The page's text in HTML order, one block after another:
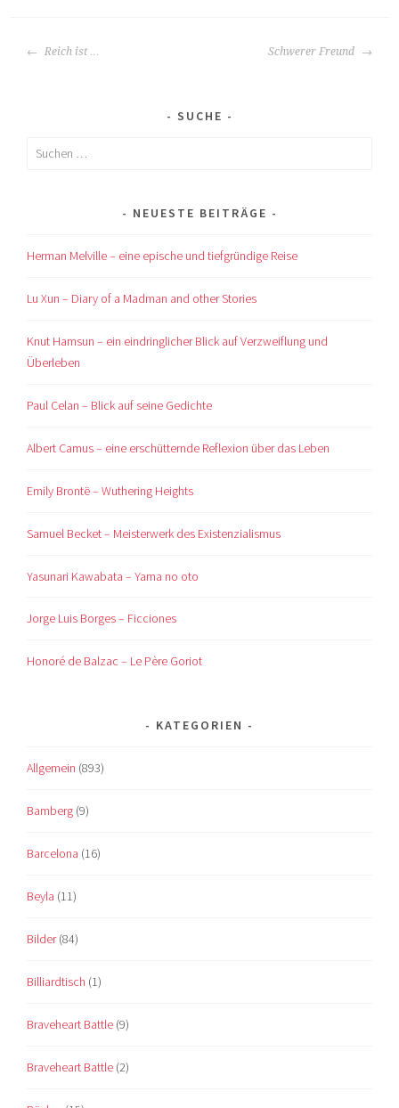
BEITRAGS-
Reich ist … Schwerer Freund
SUCHE
Suchen
NEUESTE BEITRÄGE
Herman Melville – eine epische und tiefgründige Reise
Lu Xun – Diary of a Madman and other Stories
Knut Hamsun – ein eindringlicher Blick auf Verzweiflung und
Überleben
Paul Celan – Blick auf seine Gedichte
Albert Camus – eine erschütternde Reflexion über das Leben
Emily Brontë – Wuthering Heights
Samuel Becket – Meisterwerk des Existenzialismus
Yasunari Kawabata – Yama no oto
Jorge Luis Borges – Ficciones
Honoré de Balzac – Le Père Goriot
KATEGORIEN
Allgemein (893)
Bamberg (9)
Barcelona (16)
Beyla (11)
Bilder(84)
Billiardtisch (1)
Braveheart Battle (9)
Braveheart Battle (2)